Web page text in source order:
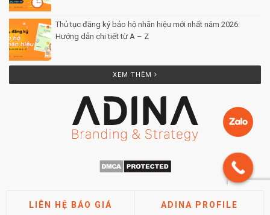
Thủ tục đăng ký bảo hộ nhãn hiệu mới nhất năm 2026:
Hướng dẫn chi tiết từ A – Z
XEM THÊM
LIÊN HỆ BÁO GIÁ ADINA PROFILE